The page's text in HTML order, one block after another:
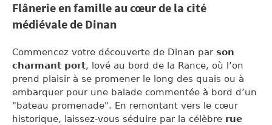
Flânerie en famille au cœur de la cité
médiévale de Dinan
Commencez votre découverte de Dinan par son
charmant port, lové au bord de la Rance, où l’on
prend plaisir à se promener le long des quais ou à
embarquer pour une balade commentée à bord d’un
"bateau promenade". En remontant vers le cœur
historique, laissez-vous séduire par la célèbre rue